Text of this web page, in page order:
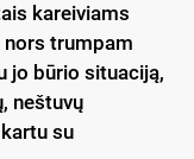
kareiviams
nors trumpam
jo būrio situaciją,
neštuvų
su